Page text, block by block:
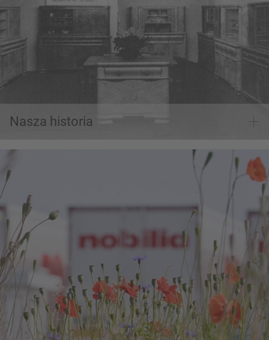
Nasza historia
Podróż w czasie
Odkryj nasze najważniejsze osiągnięcia w zakresie
zrównoważonego rozwoju